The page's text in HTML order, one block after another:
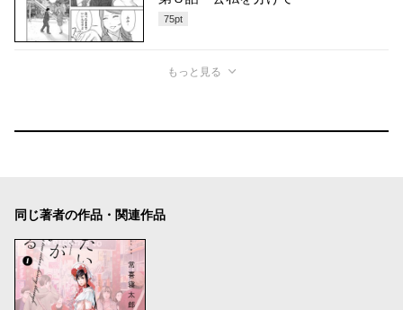
75pt
もっと見る
同じ著者の作品・関連作品